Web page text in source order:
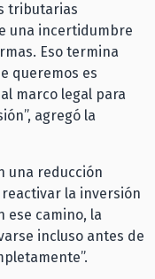
tributarias
una incertidumbre
Eso termina
queremos es
marco legal para
agregó la
una reducción
la inversión
ese camino, la
incluso antes de